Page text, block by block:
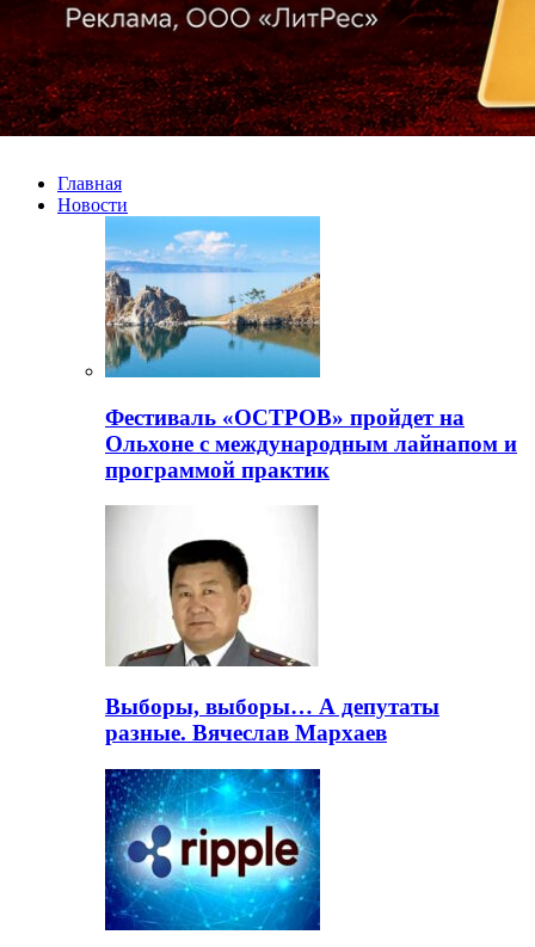
Главная
Новости
Фестиваль «ОСТРОВ» пройдет на
Ольхоне с международным лайнапом и
программой практик
Выборы, выборы… А депутаты
разные. Вячеслав Мархаев